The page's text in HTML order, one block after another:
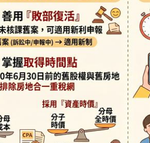
媽交5卡下場慘 14:32
照入境 外交部發聲了 14:32
20:31
15:27
直播
慧營運系統提升效率